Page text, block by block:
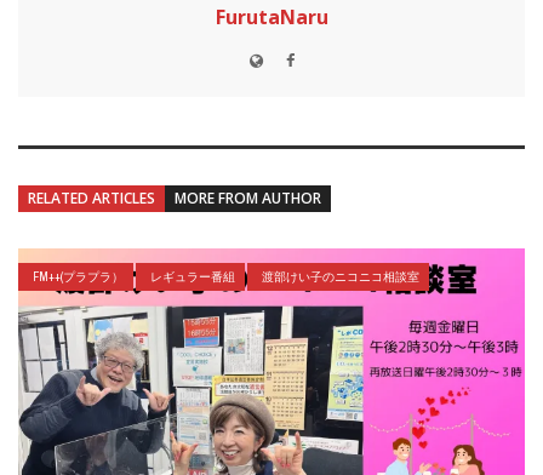
FurutaNaru
RELATED ARTICLES MORE FROM AUTHOR
FM++(プラプラ） レギュラー番組 渡部けい子のニコニコ相談室